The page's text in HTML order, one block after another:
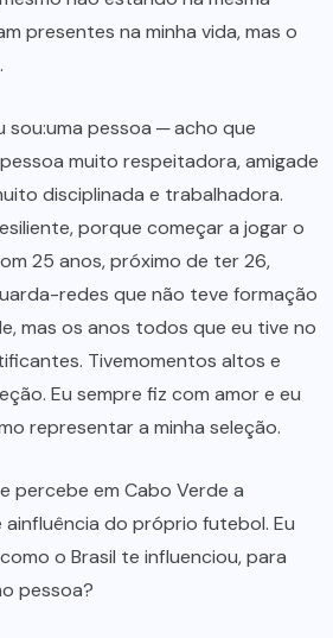
presentes na minha vida, mas o
sou:uma pessoa ─ acho que
muito respeitadora, amigade
disciplinada e trabalhadora.
porque começar a jogar o
25 anos, próximo de ter 26,
redes que não teve formação
mas os anos todos que eu tive no
Tivemomentos altos e
Eu sempre fiz com amor e eu
representar a minha seleção.
percebe em Cabo Verde a
ainfluência do próprio futebol. Eu
o Brasil te influenciou, para
pessoa?